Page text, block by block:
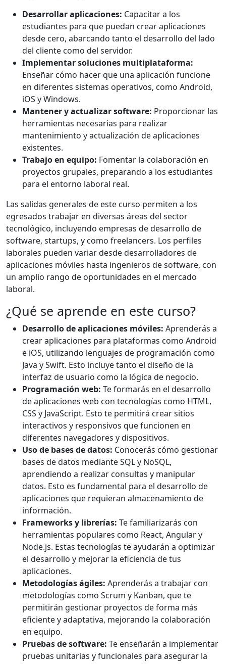
Desarrollar aplicaciones: Capacitar a los
estudiantes para que puedan crear aplicaciones
desde cero, abarcando tanto el desarrollo del lado
del cliente como del servidor.
Implementar soluciones multiplataforma:
Enseñar cómo hacer que una aplicación funcione
en diferentes sistemas operativos, como Android,
iOS y Windows.
Mantener y actualizar software: Proporcionar las
herramientas necesarias para realizar
mantenimiento y actualización de aplicaciones
existentes.
Trabajo en equipo: Fomentar la colaboración en
proyectos grupales, preparando a los estudiantes
para el entorno laboral real.
Las salidas generales de este curso permiten a los
egresados trabajar en diversas áreas del sector
tecnológico, incluyendo empresas de desarrollo de
software, startups, y como freelancers. Los perfiles
laborales pueden variar desde desarrolladores de
aplicaciones móviles hasta ingenieros de software, con
un amplio rango de oportunidades en el mercado
laboral.
¿Qué se aprende en este curso?
Desarrollo de aplicaciones móviles: Aprenderás a
crear aplicaciones para plataformas como Android
e iOS, utilizando lenguajes de programación como
Java y Swift. Esto incluye tanto el diseño de la
interfaz de usuario como la lógica de negocio.
Programación web: Te formarás en el desarrollo
de aplicaciones web con tecnologías como HTML,
CSS y JavaScript. Esto te permitirá crear sitios
interactivos y responsivos que funcionen en
diferentes navegadores y dispositivos.
Uso de bases de datos: Conocerás cómo gestionar
bases de datos mediante SQL y NoSQL,
aprendiendo a realizar consultas y manipular
datos. Esto es fundamental para el desarrollo de
aplicaciones que requieran almacenamiento de
información.
Frameworks y librerías: Te familiarizarás con
herramientas populares como React, Angular y
Node.js. Estas tecnologías te ayudarán a optimizar
el desarrollo y mejorar la eficiencia de tus
aplicaciones.
Metodologías ágiles: Aprenderás a trabajar con
metodologías como Scrum y Kanban, que te
permitirán gestionar proyectos de forma más
eficiente y adaptativa, mejorando la colaboración
en equipo.
Pruebas de software: Te enseñarán a implementar
pruebas unitarias y funcionales para asegurar la